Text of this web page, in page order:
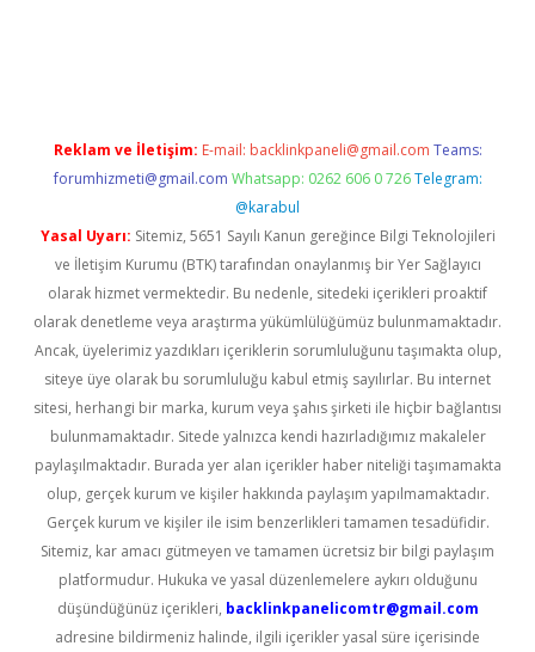
Reklam ve İletişim: E-mail: backlinkpaneli@gmail.com Teams:
forumhizmeti@gmail.com Whatsapp: 0262 606 0 726 Telegram:
@karabul
Yasal Uyarı: Sitemiz, 5651 Sayılı Kanun gereğince Bilgi Teknolojileri
ve İletişim Kurumu (BTK) tarafından onaylanmış bir Yer Sağlayıcı
olarak hizmet vermektedir. Bu nedenle, sitedeki içerikleri proaktif
olarak denetleme veya araştırma yükümlülüğümüz bulunmamaktadır.
Ancak, üyelerimiz yazdıkları içeriklerin sorumluluğunu taşımakta olup,
siteye üye olarak bu sorumluluğu kabul etmiş sayılırlar. Bu internet
sitesi, herhangi bir marka, kurum veya şahıs şirketi ile hiçbir bağlantısı
bulunmamaktadır. Sitede yalnızca kendi hazırladığımız makaleler
paylaşılmaktadır. Burada yer alan içerikler haber niteliği taşımamakta
olup, gerçek kurum ve kişiler hakkında paylaşım yapılmamaktadır.
Gerçek kurum ve kişiler ile isim benzerlikleri tamamen tesadüfidir.
Sitemiz, kar amacı gütmeyen ve tamamen ücretsiz bir bilgi paylaşım
platformudur. Hukuka ve yasal düzenlemelere aykırı olduğunu
düşündüğünüz içerikleri, backlinkpanelicomtr@gmail.com
adresine bildirmeniz halinde, ilgili içerikler yasal süre içerisinde